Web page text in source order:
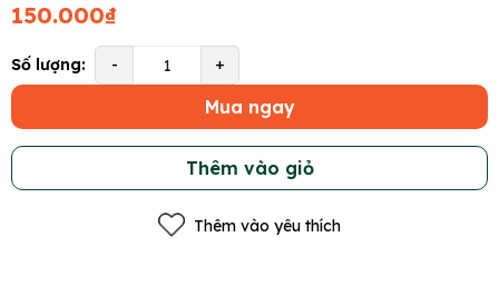
150.000₫
Số lượng: - +
Mua ngay
Thêm vào giỏ
Thêm vào yêu thích